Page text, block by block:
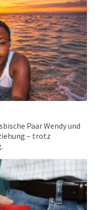
Paar Wendy und
– trotz